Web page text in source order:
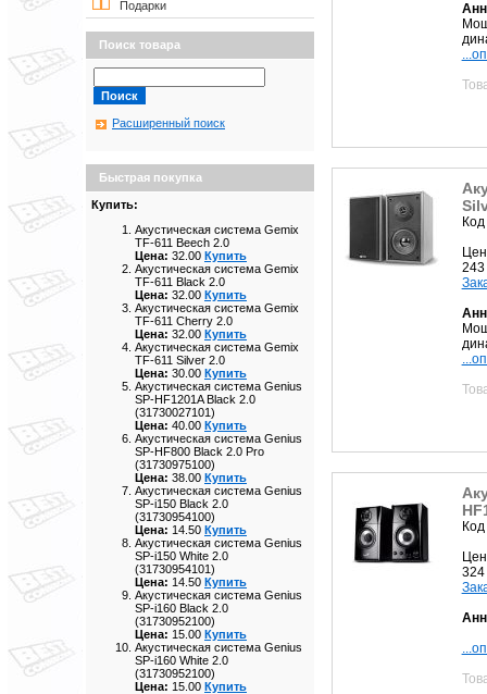
Подарки
Поиск товара
Расширенный поиск
Быстрая покупка
Купить:
Акустическая система Gemix
TF-611 Beech 2.0
Цена: 32.00 Купить
Акустическая система Gemix
TF-611 Black 2.0
Цена: 32.00 Купить
Акустическая система Gemix
TF-611 Cherry 2.0
Цена: 32.00 Купить
Акустическая система Gemix
TF-611 Silver 2.0
Цена: 30.00 Купить
Акустическая система Genius
SP-HF1201A Black 2.0
(31730027101)
Цена: 40.00 Купить
Акустическая система Genius
SP-HF800 Black 2.0 Pro
(31730975100)
Цена: 38.00 Купить
Акустическая система Genius
SP-i150 Black 2.0
(31730954100)
Цена: 14.50 Купить
Акустическая система Genius
SP-i150 White 2.0
(31730954101)
Цена: 14.50 Купить
Акустическая система Genius
SP-i160 Black 2.0
(31730952100)
Цена: 15.00 Купить
Акустическая система Genius
SP-i160 White 2.0
(31730952100)
Цена: 15.00 Купить